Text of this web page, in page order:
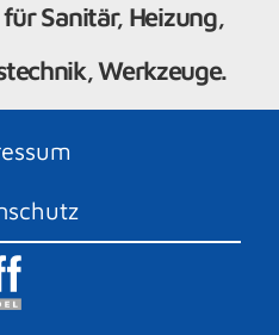
Sanitär, Heizung,
Werkzeuge.